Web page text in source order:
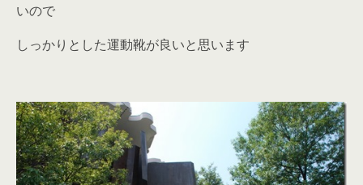
いので
しっかりとした運動靴が良いと思います